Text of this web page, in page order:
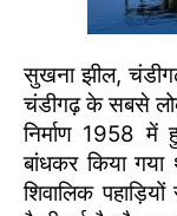
सुखना झील,
चंडीगढ़ के सबसे
निर्माण 1958
बांधकर किया
शिवालिक